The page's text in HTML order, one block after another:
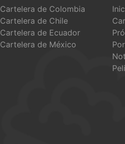
Cartelera de Colombia
Cartelera de Chile
Cartelera de Ecuador
Cartelera de México